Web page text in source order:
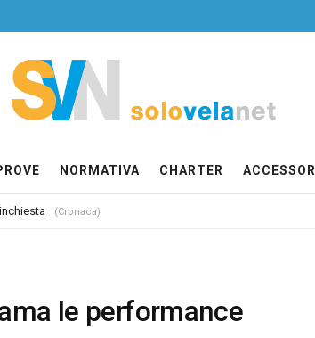
NORMATIVA CHARTER ACCESSORI
(Cronaca)
le performance